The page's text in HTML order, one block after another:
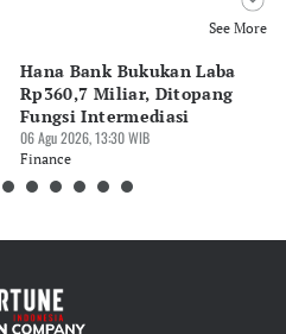
See More
Hana Bank Bukukan Laba
Rp360,7 Miliar, Ditopang
Fungsi Intermediasi
06 Agu 2026, 13:30 WIB
Finance